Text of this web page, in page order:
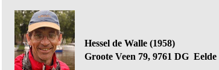
Hessel de Walle (1958)
Groote Veen 79, 9761 DG Eelde